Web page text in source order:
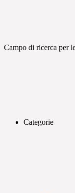
Campo di ricerca per
Categorie